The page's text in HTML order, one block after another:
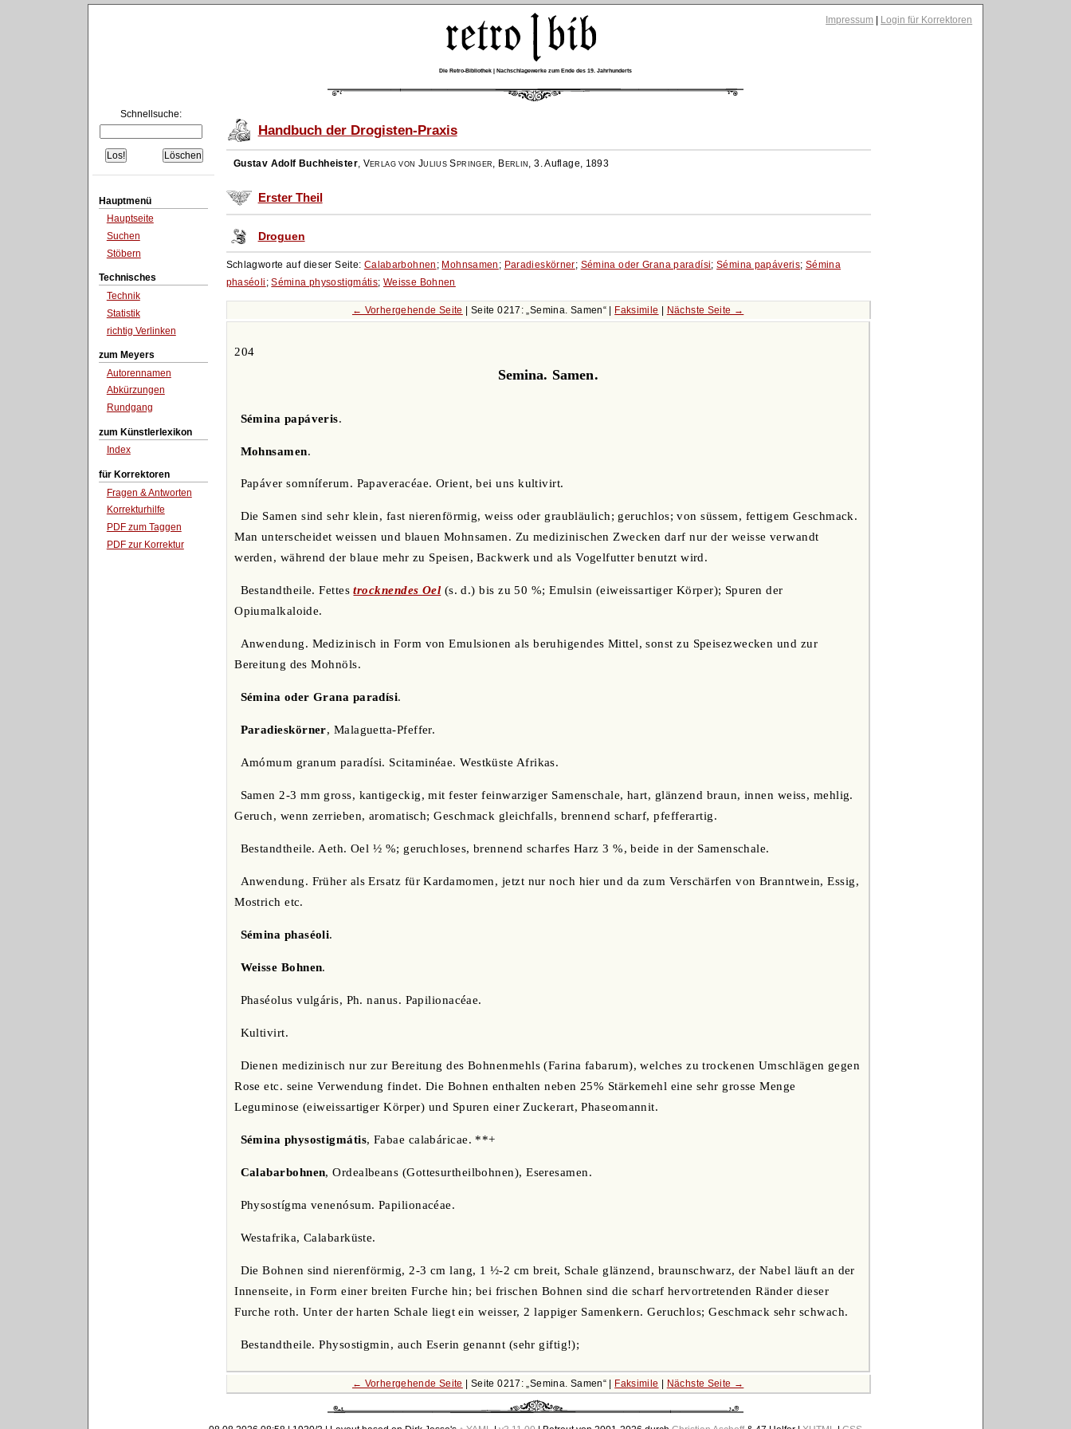
Impressum Login für Korrektoren
Die Retro-Bibliothek | Nachschlagewerke zum Ende des 19. Jahrhunderts
Schnellsuche:
Hauptmenü
Hauptseite
Suchen
Stöbern
Technisches
Technik
Statistik
richtig Verlinken
zum Meyers
Autorennamen
Abkürzungen
Rundgang
zum Künstlerlexikon
Index
für Korrektoren
Fragen & Antworten
Korrekturhilfe
PDF zum Taggen
PDF zur Korrektur
Handbuch der Drogisten-Praxis
Gustav Adolf Buchheister, Verlag von Julius Springer, Berlin,3. Auflage, 1893
Erster Theil
Droguen
Schlagworte auf dieser Seite: Calabarbohnen ; Mohnsamen ; Paradieskörner; Sémina oder Grana paradísi;Sémina papáveris; Sémina
phaséoli ;Sémina physostigmátis; Weisse Bohnen
← Vorhergehende Seite | Seite 0217: Semina. Samen Faksimile Nächste Seite →
204
Semina. Samen.
Sémina papáveris.
Mohnsamen.
Papáver somníferum. Papaveracéae. Orient, bei uns kultivirt.
Die Samen sind sehr klein, fast nierenförmig, weiss oder graubläulich; geruchlos; von süssem, fettigem Geschmack.
Man unterscheidet weissen und blauen Mohnsamen. Zu medizinischen Zwecken darf nur der weisse verwandt
werden, während der blaue mehr zu Speisen, Backwerk und als Vogelfutter benutzt wird.
Bestandtheile. Fettestrocknendes Oel (s. d.) bis zu 50 %; Emulsin (eiweissartiger Körper); Spuren der
Opiumalkaloide.
Anwendung. Medizinisch in Form von Emulsionen als beruhigendes Mittel, sonst zu Speisezwecken und zur
Bereitung des Mohnöls.
Sémina oder Grana paradísi.
Paradieskörner, Malaguetta-Pfeffer.
Amómum granum paradísi. Scitaminéae. Westküste Afrikas.
Samen 2-3 mm gross, kantigeckig, mit fester feinwarziger Samenschale, hart, glänzend braun, innen weiss, mehlig.
Geruch, wenn zerrieben, aromatisch; Geschmack gleichfalls, brennend scharf, pfefferartig.
Bestandtheile. Aeth. Oel ½ %; geruchloses, brennend scharfes Harz 3 %, beide in der Samenschale.
Anwendung. Früher als Ersatz für Kardamomen, jetzt nur noch hier und da zum Verschärfen von Branntwein, Essig,
Mostrich etc.
Sémina phaséoli.
Weisse Bohnen.
Phaséolus vulgáris, Ph. nanus. Papilionacéae.
Kultivirt.
Dienen medizinisch nur zur Bereitung des Bohnenmehls (Farina fabarum), welches zu trockenen Umschlägen gegen
Rose etc. seine Verwendung findet. Die Bohnen enthalten neben 25% Stärkemehl eine sehr grosse Menge
Leguminose (eiweissartiger Körper) und Spuren einer Zuckerart, Phaseomannit.
Sémina physostigmátis, Fabae calabáricae. **+
Calabarbohnen, Ordealbeans (Gottesurtheilbohnen), Eseresamen.
Physostígma venenósum. Papilionacéae.
Westafrika, Calabarküste.
Die Bohnen sind nierenförmig, 2-3 cm lang, 1 ½-2 cm breit, Schale glänzend, braunschwarz, der Nabel läuft an der
Innenseite, in Form einer breiten Furche hin; bei frischen Bohnen sind die scharf hervortretenden Ränder dieser
Furche roth. Unter der harten Schale liegt ein weisser, 2 lappiger Samenkern. Geruchlos; Geschmack sehr schwach.
Bestandtheile. Physostigmin, auch Eserin genannt (sehr giftig!);
← Vorhergehende Seite | Seite 0217: Semina. Samen | Faksimile | Nächste Seite →